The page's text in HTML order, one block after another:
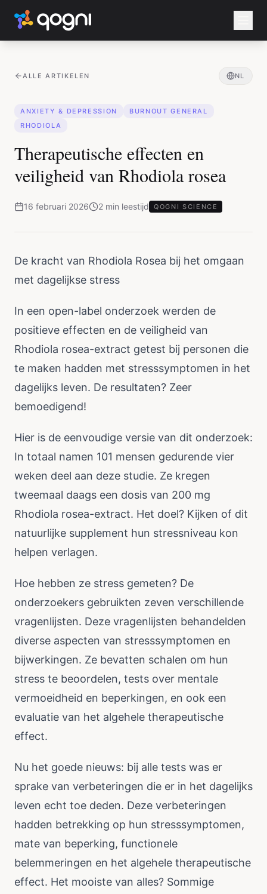
ALLE ARTIKELEN NL
ANXIETY & DEPRESSION
BURNOUT GENERAL
RHODIOLA
Therapeutische effecten en
veiligheid van Rhodiola rosea
16 februari 2026 2 min leestijd QOGNI SCIENCE
De kracht van Rhodiola Rosea bij het omgaan
met dagelijkse stress
In een open-label onderzoek werden de
positieve effecten en de veiligheid van
Rhodiola rosea-extract getest bij personen die
te maken hadden met stresssymptomen in het
dagelijks leven. De resultaten? Zeer
bemoedigend!
Hier is de eenvoudige versie van dit onderzoek:
In totaal namen 101 mensen gedurende vier
weken deel aan deze studie. Ze kregen
tweemaal daags een dosis van 200 mg
Rhodiola rosea-extract. Het doel? Kijken of dit
natuurlijke supplement hun stressniveau kon
helpen verlagen.
Hoe hebben ze stress gemeten? De
onderzoekers gebruikten zeven verschillende
vragenlijsten. Deze vragenlijsten behandelden
diverse aspecten van stresssymptomen en
bijwerkingen. Ze bevatten schalen om hun
stress te beoordelen, tests over mentale
vermoeidheid en beperkingen, en ook een
evaluatie van het algehele therapeutische
effect.
Nu het goede nieuws: bij alle tests was er
sprake van verbeteringen die er in het dagelijks
leven echt toe deden. Deze verbeteringen
hadden betrekking op hun stresssymptomen,
mate van beperking, functionele
belemmeringen en het algehele therapeutische
effect. Het mooiste van alles? Sommige